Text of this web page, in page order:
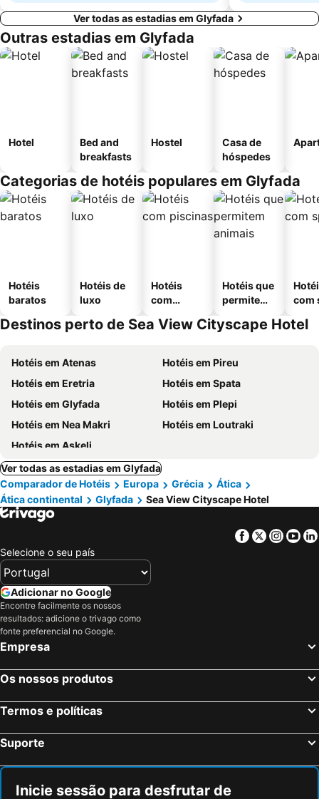
Ver todas as estadias em Glyfada
Outras estadias em Glyfada
Hotel
Bed and
breakfasts
Hostel
Casa de
hóspedes
Categorias de hotéis populares em Glyfada
Hotéis
baratos
Hotéis de
luxo
Hotéis
com
Hotéis que
permitem
com
Destinos perto de Sea View Cityscape Hotel
Hotéis em Atenas
Hotéis em Pireu
Hotéis em Eretria
Hotéis em Spata
Hotéis em Glyfada
Hotéis em Plepi
Hotéis em Nea Makri
Hotéis em Loutraki
Hotéis em Askeli
Ver todas as estadias em Glyfada
Comparador de Hotéis
Europa Grécia
Ática
Ática continental
Glyfada Sea View Cityscape Hotel
Facebook
Twitter
Selecione o seu país
Adicionar no Google
Encontre facilmente os nossos
resultados: adicione o trivago como
fonte preferencial no Google.
Empresa
Os nossos produtos
Termos e políticas
Suporte
Inicie sessão para desfrutar de